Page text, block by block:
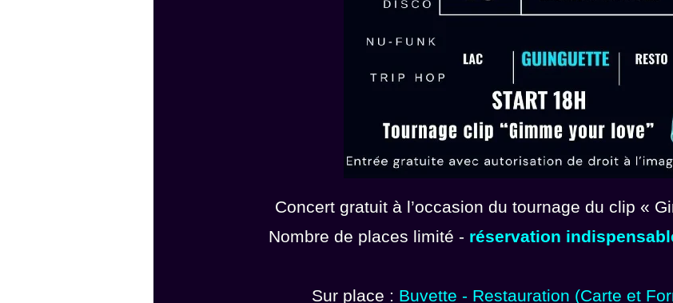
Concert gratuit à l’occasion du tournage du clip «
Nombre de places limité - réservation
Sur place : Buvette - Restauration (Carte et